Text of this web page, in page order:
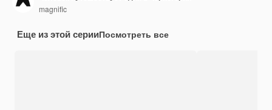
magnific
Еще из этой серииПосмотреть все